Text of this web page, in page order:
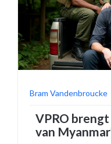
Bram Vandenbroucke
VPRO
van